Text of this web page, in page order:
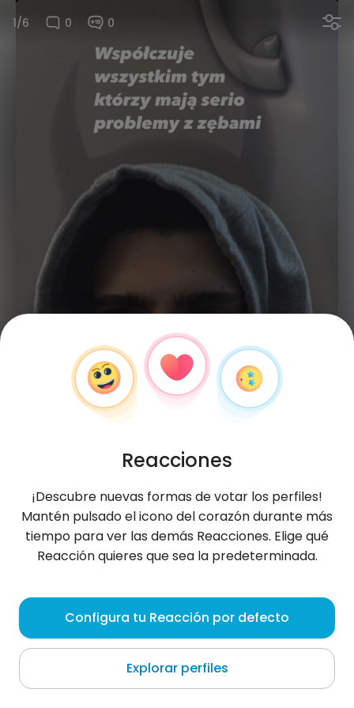
1/6 0 0
Bruno, 26
Narnia
szukam dziewczyny, która będzie mi towarzyszyła
przy sprawdzaniu kartkówek humanów
Reacciones
¡Descubre nuevas formas de votar los perfiles!
Mantén pulsado el icono del corazón durante más
tiempo para ver las demás Reacciones. Elige qué
Reacción quieres que sea la predeterminada.
Configura tu Reacción por defecto
Explorar perfiles